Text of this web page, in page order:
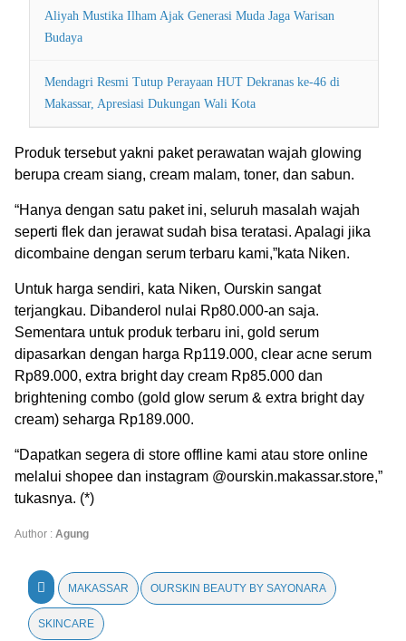
Aliyah Mustika Ilham Ajak Generasi Muda Jaga Warisan
Budaya
Mendagri Resmi Tutup Perayaan HUT Dekranas ke-46 di
Makassar, Apresiasi Dukungan Wali Kota
Produk tersebut yakni paket perawatan wajah glowing
berupa cream siang, cream malam, toner, dan sabun.
“Hanya dengan satu paket ini, seluruh masalah wajah
seperti flek dan jerawat sudah bisa teratasi. Apalagi jika
dicombaine dengan serum terbaru kami,”kata Niken.
Untuk harga sendiri, kata Niken, Ourskin sangat
terjangkau. Dibanderol nulai Rp80.000-an saja.
Sementara untuk produk terbaru ini, gold serum
dipasarkan dengan harga Rp119.000, clear acne serum
Rp89.000, extra bright day cream Rp85.000 dan
brightening combo (gold glow serum & extra bright day
cream) seharga Rp189.000.
“Dapatkan segera di store offline kami atau store online
melalui shopee dan instagram @ourskin.makassar.store,”
tukasnya. (*)
Author : Agung
MAKASSAR OURSKIN BEAUTY BY SAYONARA
SKINCARE